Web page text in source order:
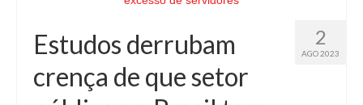
2
AGO 2023
Estudos derrubam
crença de que setor